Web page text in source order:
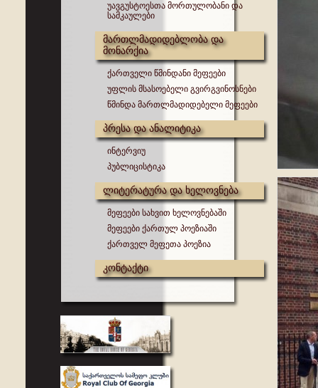
უავგუსტოესთა მორთულობანი და
სამკაულები
მართლმადიდებლობა და
მონარქია
ქართველი წმინდანი მეფეები
უფლის მსასოებელი გვირგვინოსნები
წმინდა მართლმადიდებელი მეფეები
პრესა და ანალიტიკა
ინტერვიუ
პუბლიცისტიკა
ლიტერატურა და ხელოვნება
მეფეები სახვით ხელოვნებაში
მეფეები ქართულ პოეზიაში
ქართველ მეფეთა პოეზია
კონტაქტი